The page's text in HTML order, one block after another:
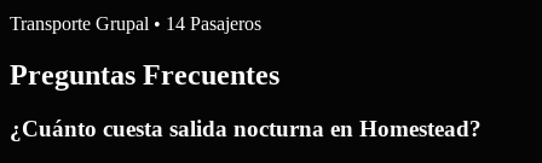
Transporte Grupal • 14 Pasajeros
Preguntas Frecuentes
¿Cuánto cuesta salida nocturna en Homestead?